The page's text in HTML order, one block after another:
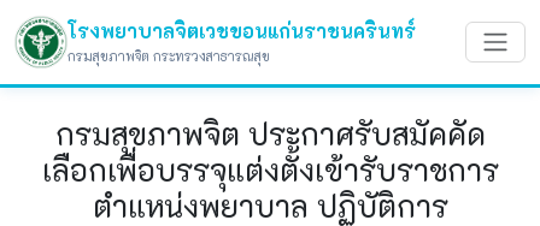
โรงพยาบาลจิตเวชขอนแก่นราชนครินทร์
กรมสุขภาพจิต กระทรวงสาธารณสุข
กรมสุขภาพจิต ประกาศรับสมัคคัด
เลือกเพื่อบรรจุแต่งตั้งเข้ารับราชการ
ตำแหน่งพยาบาล ปฏิบัติการ